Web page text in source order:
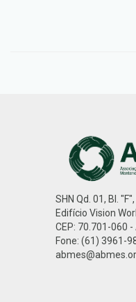
SHN Qd. 01, Bl.
Edifício Vision
CEP: 70.701-060
Fone: (61) 3961-